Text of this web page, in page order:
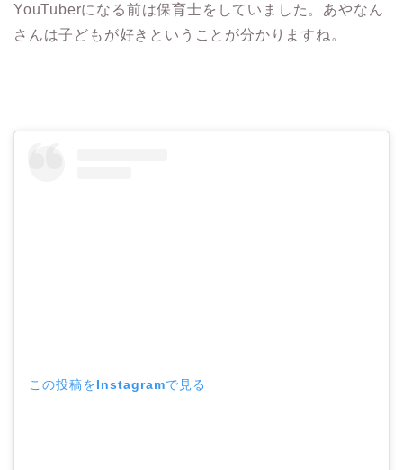
YouTuberになる前は保育士をしていました。あやなん
さんは子どもが好きということが分かりますね。
この投稿をInstagramで見る